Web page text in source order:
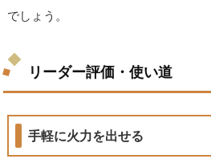
でしょう。
リーダー評価・使い道
手軽に火力を出せる